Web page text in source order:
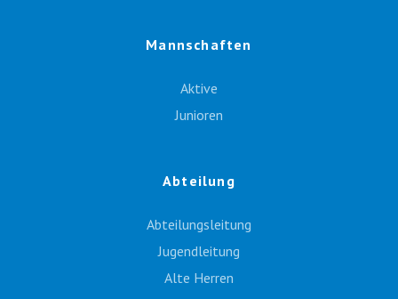
Mannschaften
Aktive
Junioren
Abteilung
Abteilungsleitung
Jugendleitung
Alte Herren